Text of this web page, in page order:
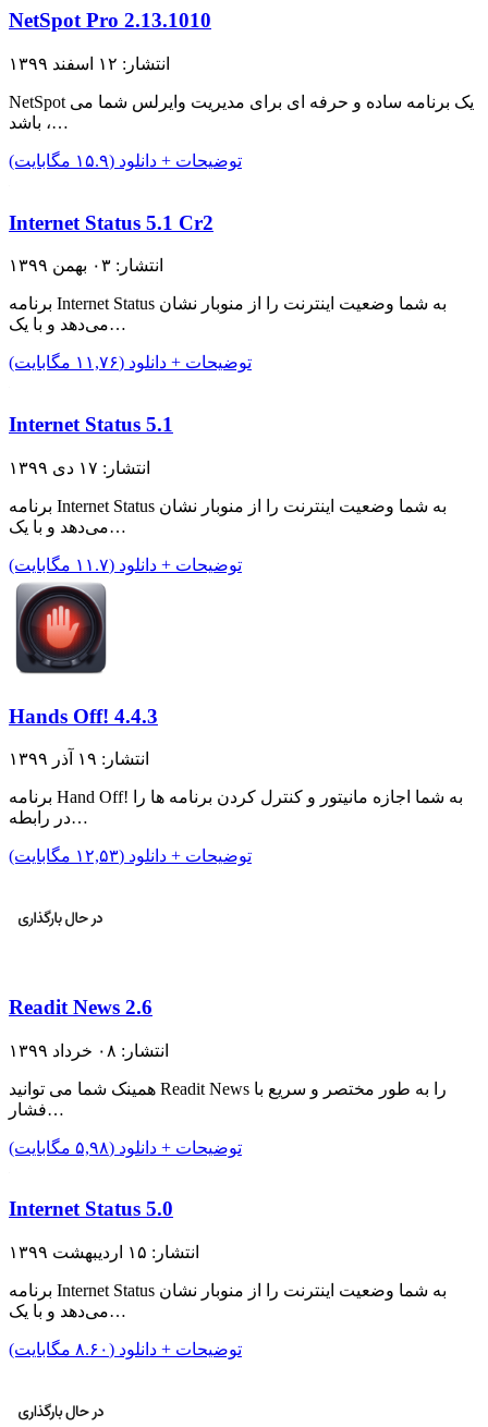
NetSpot Pro 2.13.1010
انتشار: ۱۲ اسفند ۱۳۹۹
NetSpot یک برنامه ساده و حرفه ای برای مدیریت وایرلس شما می
باشد ،…
توضیحات + دانلود (۱۵.۹ مگابایت)
Internet Status 5.1 Cr2
انتشار: ۰۳ بهمن ۱۳۹۹
برنامه Internet Status به شما وضعیت اینترنت را از منوبار نشان
می‌دهد و با یک…
توضیحات + دانلود (۱۱,۷۶ مگابایت)
Internet Status 5.1
انتشار: ۱۷ دی ۱۳۹۹
برنامه Internet Status به شما وضعیت اینترنت را از منوبار نشان
می‌دهد و با یک…
توضیحات + دانلود (۱۱.۷ مگابایت)
Hands Off! 4.4.3
انتشار: ۱۹ آذر ۱۳۹۹
برنامه Hand Off! به شما اجازه مانیتور و کنترل کردن برنامه ها را
در رابطه…
توضیحات + دانلود (۱۲,۵۳ مگابایت)
Readit News 2.6
انتشار: ۰۸ خرداد ۱۳۹۹
همینک شما می توانید Readit News را به طور مختصر و سریع با
فشار…
توضیحات + دانلود (۵,۹۸ مگابایت)
Internet Status 5.0
انتشار: ۱۵ اردیبهشت ۱۳۹۹
برنامه Internet Status به شما وضعیت اینترنت را از منوبار نشان
می‌دهد و با یک…
توضیحات + دانلود (۸.۶۰ مگابایت)